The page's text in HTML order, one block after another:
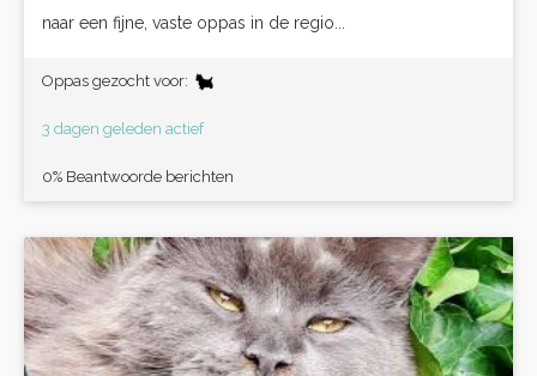
naar een fijne, vaste oppas in de regio...
Oppas gezocht voor:
3 dagen geleden actief
0% Beantwoorde berichten